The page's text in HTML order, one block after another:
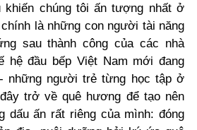
khiến chúng tôi ấn tượng nhất ở
là những con người tài năng
sau thành công của các nhà
hệ đầu bếp Việt Nam mới đang
những người trẻ từng học tập ở
trở về quê hương để tạo nên
dấu ấn rất riêng của mình: đóng